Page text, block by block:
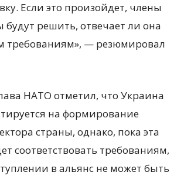
Если это произойдет, члены
решить, отвечает ли она
требованиям», — резюмировал
НАТО отметил, что Украина
на формирование
страны, однако, пока эта
соответствовать требованиям,
в альянс не может быть